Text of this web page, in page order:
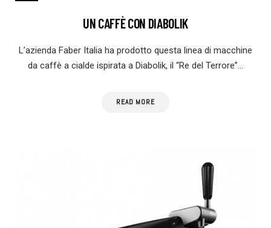
UN CAFFÈ CON DIABOLIK
L’azienda Faber Italia ha prodotto questa linea di macchine
da caffè a cialde ispirata a Diabolik, il “Re del Terrore”…
READ MORE